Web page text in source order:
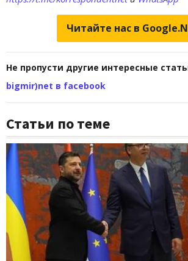
Читайте нас в
Не пропусти другие интересные
bigmir)net в facebook
Статьи по теме